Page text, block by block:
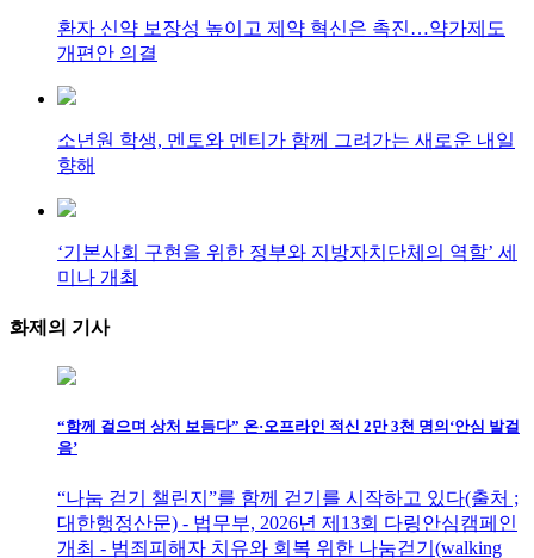
환자 신약 보장성 높이고 제약 혁신은 촉진…약가제도
개편안 의결
소년원 학생, 멘토와 멘티가 함께 그려가는 새로운 내일
향해
‘기본사회 구현을 위한 정부와 지방자치단체의 역할’ 세
미나 개최
화제의 기사
“함께 걸으며 상처 보듬다” 온·오프라인 적신 2만 3천 명의‘안심 발걸
음’
“나눔 걷기 챌린지”를 함께 걷기를 시작하고 있다(출처 ;
대한행정산문) - 법무부, 2026년 제13회 다링안심캠페인
개최 - 범죄피해자 치유와 회복 위한 나눔걷기(walking